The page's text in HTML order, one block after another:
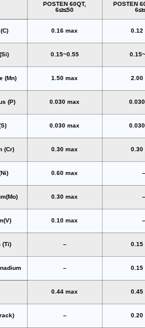
POSTEN 60QT,
6≤t≤50
POSTEN
0.16 max 0.12
0.15~0.55
(Mn) 1.50 max 2.00
(P) 0.030 max
0.030 max
(Cr) 0.30 max 0.30
0.60 max
0.30 max
0.10 max
(Ti) – 0.15
– 0.15
0.44 max 0.45
– 0.20